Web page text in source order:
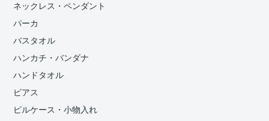
ネックレス・ペンダント
パーカ
バスタオル
ハンカチ・バンダナ
ハンドタオル
ピアス
ピルケース・小物入れ